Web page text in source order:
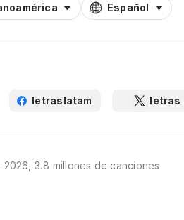
Español
letraslatam letras
3.8 millones de canciones